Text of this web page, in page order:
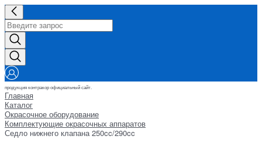
продукция контракор официальный сайт.
Главная
Каталог
Окрасочное оборудование
Комплектующие окрасочных аппаратов
Седло нижнего клапана 250cc/290cc